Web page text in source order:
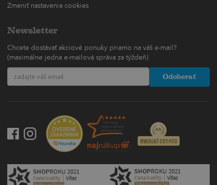
Zmeniť nastavenia cookies
Newsletter
Chcete dostávať akciové ponuky priamo na váš e-mail?
(maximálne jedna e-mailová správa za týždeň)
Odoberať